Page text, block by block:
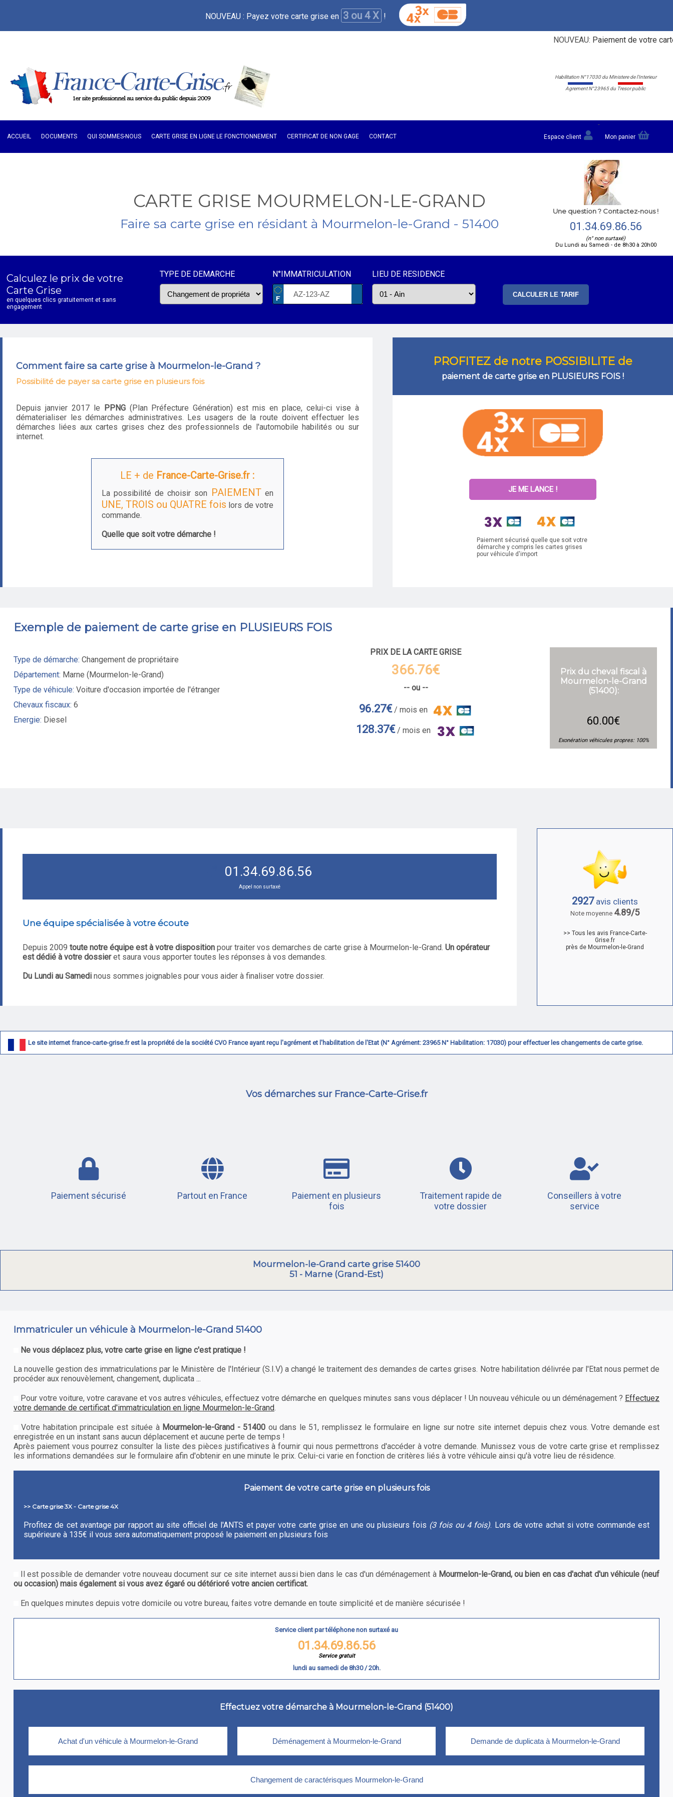
NOUVEAU : Payez votre carte grise en 3 ou 4 X !
NOUVEAU:Paiement de votre carte
Habilitation N°17030 du Ministere de l'Interieur
Agrement N°23965 du Tresor public
ACCUEIL DOCUMENTS QUI SOMMES-NOUS CARTE GRISE EN LIGNE LE FONCTIONNEMENT CERTIFICAT DE NON GAGE CONTACT Espace client
-
Mon panier
CARTE GRISE MOURMELON-LE-GRAND
Faire sa carte grise en résidant à Mourmelon-le-Grand - 51400
Une question ? Contactez-nous !
01.34.69.86.56
(n° non surtaxé)
Du Lundi au Samedi - de 8h30 à 20h00
Calculez le prix de votre
Carte Grise
en quelques clics gratuitement et sans
engagement
TYPE DE DEMARCHE N°IMMATRICULATION LIEU DE RESIDENCE
Comment faire sa carte grise à Mourmelon-le-Grand ?
Possibilité de payer sa carte grise en plusieurs fois
Depuis janvier 2017 le PPNG(Plan Préfecture Génération) est mis en place, celui-ci vise à
dématerialiser les démarches administratives. Les usagers de la route doivent effectuer les
démarches liées aux cartes grises chez des professionnels de l'automobile habilités ou sur
internet.
LE + de France-Carte-Grise.fr :
La possibilité de choisir son PAIEMENT en
UNE, TROIS ou QUATRE fois lors de votre
commande.
Quelle que soit votre démarche !
PROFITEZ de notre POSSIBILITE de
paiement de carte grise en PLUSIEURS FOIS !
JE ME LANCE !
Paiement sécurisé quelle que soit votre
démarche y compris les cartes grises
pour véhicule d'import
Exemple de paiement de carte grise en PLUSIEURS FOIS
Type de démarche: Changement de propriétaire
Département: Marne (Mourmelon-le-Grand)
Type de véhicule: Voiture d'occasion importée de l'étranger
Chevaux fiscaux: 6
Energie: Diesel
PRIX DE LA CARTE GRISE
366.76€
-- ou --
96.27€/ mois en
128.37€/ mois en
Prix du cheval fiscal à
Mourmelon-le-Grand
(51400):
60.00€
Exonération véhicules propres: 100%
01.34.69.86.56
Appel non surtaxé
Une équipe spécialisée à votre écoute
Depuis 2009toute notre équipe est à votre disposition pour traiter vos demarches de carte grise à Mourmelon-le-Grand.Un opérateur
est dédié à votre dossieret saura vous apporter toutes les réponses à vos demandes.
Du Lundi au Samedi nous sommes joignables pour vous aider à finaliser votre dossier.
2927avis clients
Note moyenne 4.89/5
>> Tous les avis France-Carte-
Grise.fr
près de Mourmelon-le-Grand
Le site internet france-carte-grise.fr est la propriété de la société CVO France ayant reçu l'agrément et l'habilitation de l'Etat (N° Agrément: 23965 N° Habilitation: 17030) pour effectuer les changements de carte grise.
Vos démarches sur France-Carte-Grise.fr
Paiement sécurisé Partout en France
Paiement en plusieurs
fois
Traitement rapide de
votre dossier
Conseillers à votre
service
Mourmelon-le-Grand carte grise 51400
51 - Marne (Grand-Est)
Immatriculer un véhicule à Mourmelon-le-Grand 51400
Ne vous déplacez plus, votre carte grise en ligne c'est pratique !
La nouvelle gestion des immatriculations par le Ministère de l'Intérieur (S.I.V) a changé le traitement des demandes de cartes grises. Notre habilitation délivrée par l'Etat nous permet de
procéder aux renouvèlement, changement, duplicata ...
Pour votre voiture, votre caravane et vos autres véhicules, effectuez votre démarche en quelques minutes sans vous déplacer ! Un nouveau véhicule ou un déménagement ? Effectuez
votre demande de certificat d'immatriculation en ligne Mourmelon-le-Grand.
Votre habitation principale est située à Mourmelon-le-Grand - 51400 ou dans le 51, remplissez le formulaire en ligne sur notre site internet depuis chez vous. Votre demande est
enregistrée en un instant sans aucun déplacement et aucune perte de temps !
Après paiement vous pourrez consulter la liste des pièces justificatives à fournir qui nous permettrons d'accéder à votre demande. Munissez vous de votre carte grise et remplissez
les informations demandées sur le formulaire afin d'obtenir en une minute le prix. Celui-ci varie en fonction de critères liés à votre véhicule ainsi qu'à votre lieu de résidence.
Paiement de votre carte grise en plusieurs fois
>> Carte grise 3X - Carte grise 4X
Profitez de cet avantage par rapport au site officiel de l'ANTS et payer votre carte grise en une ou plusieurs fois (3 fois ou 4 fois). Lors de votre achat si votre commande est
supérieure à 135€ il vous sera automatiquement proposé le paiement en plusieurs fois
Il est possible de demander votre nouveau document sur ce site internet aussi bien dans le cas d'un déménagement à Mourmelon-le-Grand, ou bien en cas d'achat d'un véhicule (neuf
ou occasion) mais également si vous avez égaré ou détérioré votre ancien certificat.
En quelques minutes depuis votre domicile ou votre bureau, faites votre demande en toute simplicité et de manière sécurisée !
Service client par téléphone non surtaxé au
01.34.69.86.56
Service gratuit
lundi au samedi de 8h30 / 20h.
Effectuez votre démarche à Mourmelon-le-Grand (51400)